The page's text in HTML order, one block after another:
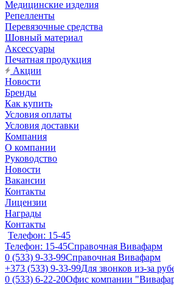
Медицинские изделия
Репелленты
Перевязочные средства
Шовный материал
Аксессуары
Печатная продукция
Акции
Новости
Бренды
Как купить
Условия оплаты
Условия доставки
Компания
О компании
Руководство
Новости
Вакансии
Контакты
Лицензии
Награды
Контакты
Телефон: 15-45
Телефон: 15-45Справочная Вивафарм
0 (533) 9-33-99Справочная Вивафарм
+373 (533) 9-33-99Для звонков из-за
0 (533) 6-22-20Офис компании